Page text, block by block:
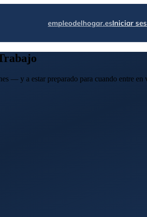
empleodelhogar.esIniciar
— y a estar preparado para cuando entre